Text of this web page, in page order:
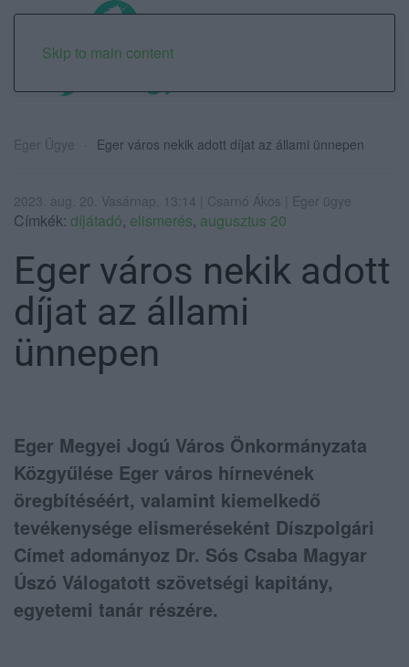
Skip to main content
Eger Ügye Eger város nekik adott díjat az állami ünnepen
2023. aug. 20. Vasárnap, 13:14 | Csarnó Ákos | Eger ügye
Címkék: díjátadó, elismerés, augusztus 20
Eger város nekik adott
díjat az állami
ünnepen
Eger Megyei Jogú Város Önkormányzata
Közgyűlése Eger város hírnevének
öregbítéséért, valamint kiemelkedő
tevékenysége elismeréseként Díszpolgári
Címet adományoz Dr. Sós Csaba Magyar
Úszó Válogatott szövetségi kapitány,
egyetemi tanár részére.